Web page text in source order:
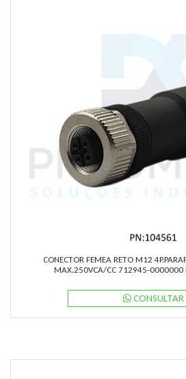
CONECTOR FEMEA RETO M12
MAX.250VCA/CC 712945-0000000
CONSULTAR